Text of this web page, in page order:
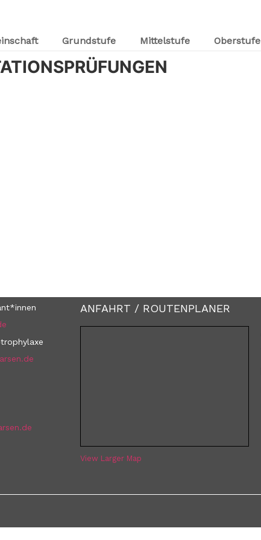
Grundstufe Mittelstufe Oberstufe
ANFAHRT / ROUTENPLANER
View Larger Map